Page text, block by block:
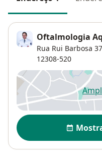
Oftalmologia
Rua Rui Barbosa
12308-520
Disponibilidade